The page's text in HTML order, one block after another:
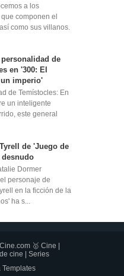
a los
componen el
como sus villanos.
personalidad de
en '300: El
imperio'
de Temístocles: En
un inteligente
este general
de 'Juego de
Dormer
personaje de
en la ficción de la
ha s...
🥇 Cine |
cine | Series
Templates